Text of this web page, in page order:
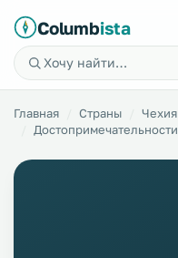
Columbista
Главная Страны Чехия
Достопримечательности